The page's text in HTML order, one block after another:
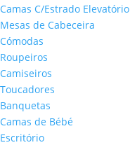
Camas C/Estrado Elevatório
Mesas de Cabeceira
Cómodas
Roupeiros
Camiseiros
Toucadores
Banquetas
Camas de Bébé
Escritório